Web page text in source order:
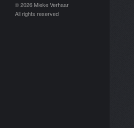
© 2026 Mieke Verhaar
All rights reserved